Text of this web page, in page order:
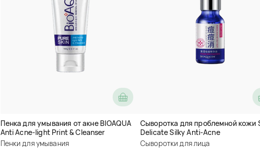
Пенка для умывания от акне BIOAQUA
Anti Acne-light Print & Cleanser
Пенки для умывания
Сыворотка для проблемной кожи
Delicate Silky Anti-Aсne
Сыворотки для лица